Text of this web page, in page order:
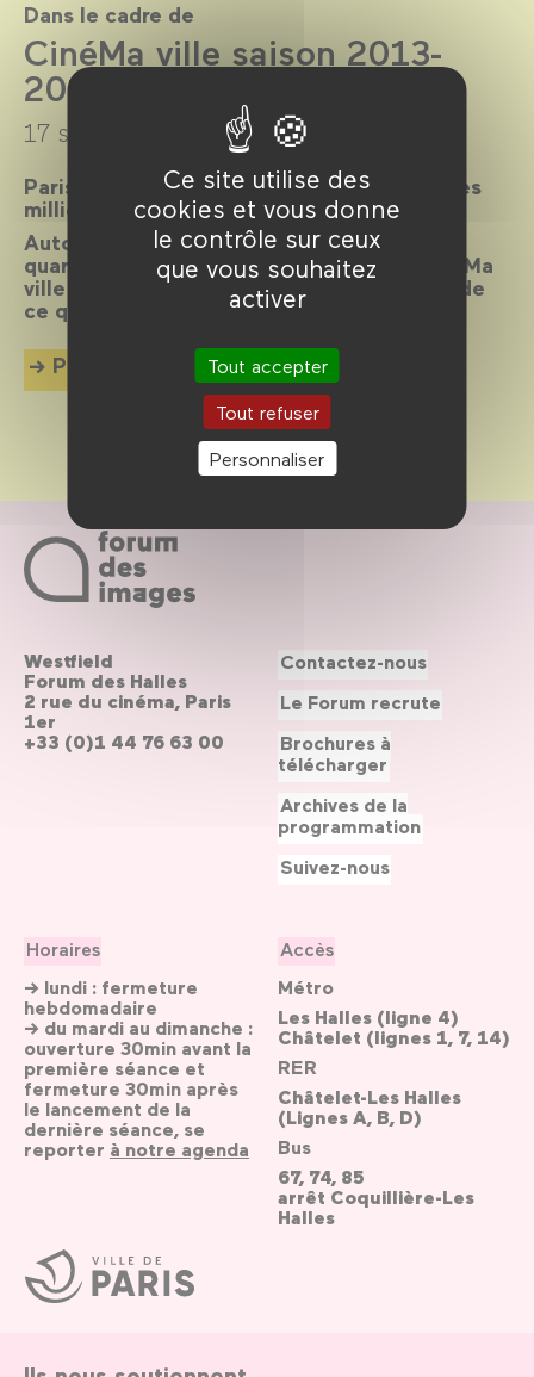
Ce site utilise des
cookies et vous donne
le contrôle sur ceux
que vous souhaitez
activer
Tout accepter
Tout refuser
Personnaliser
Dans le cadre de
CinéMa ville saison 2013-
2014
17 septembre 2013 → 22 juillet 2014
Paris, ville lumière, ville cinéma, a inspiré des
milliers de films.
Autour d’un réalisateur, d’un acteur, d’un
quartier, d’une époque ou d’un thème, CinéMa
ville propose chaque mois une exploration de
ce qui palpite dans la cité.
Plus d'info
Ville
de
Paris
Westfield
Forum des Halles
2 rue du cinéma, Paris
1er
+33 (0)1 44 76 63 00
Horaires
→ lundi : fermeture
hebdomadaire
→ du mardi au dimanche :
ouverture 30min avant la
première séance et
fermeture 30min après
le lancement de la
dernière séance, se
reporter à notre agenda
Accès
Métro
Les Halles (ligne 4)
Châtelet (lignes 1, 7, 14)
RER
Châtelet-Les Halles
(Lignes A, B, D)
Bus
67, 74, 85
arrêt Coquillière-Les
Halles
Contactez-nous
Le Forum recrute
Brochures à
télécharger
Archives de la
programmation
Suivez-nous